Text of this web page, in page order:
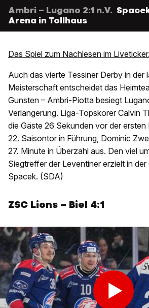
Ambri – Lugano 2:1 n.V.
Arena in Tollhaus
Das Spiel zum Nachlesen im Liveticker.
Auch das vierte Tessiner Derby in der
Meisterschaft entscheidet das
Gunsten – Ambri-Piotta besiegt
Verlängerung. Liga-Topskorer Calvin
die Gäste 26 Sekunden vor der ersten
22. Saisontor in Führung, Dominic
27. Minute in Überzahl aus. Den viel
Siegtreffer der Leventiner erzielt in
Spacek. (SDA)
ZSC Lions – Biel 4:1